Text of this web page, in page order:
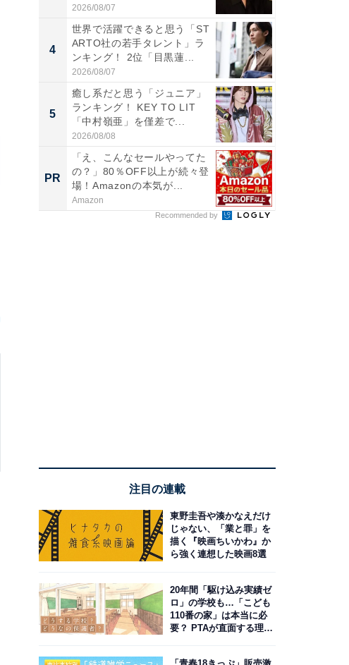
2026/08/07
4
世界で活躍できると思う「ST
ARTO社の若手タレント」ラ
ンキング！ 2位「目黒蓮...
2026/08/07
5
癒し系だと思う「ジュニア」
ランキング！ KEY TO LIT
「中村嶺亜」を僅差で...
2026/08/08
PR
「え、こんなセールやってた
の？」80％OFF以上が続々登
場！Amazonの本気が...
Amazon
Recommended by
注目の連載
東野圭吾や湊かなえだけ
じゃない、「業と罪」を
描く『映画ちいかわ』か
ら強く連想した映画8選
20年間「駆け込み実績ゼ
ロ」の学校も…「こども
110番の家」は本当に必
要？ PTAが直面する理想